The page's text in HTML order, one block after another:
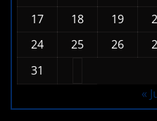
3
4 5
10
11 12
17